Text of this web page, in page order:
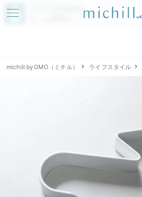
アプリでmichillが
michill byGMO（ミチル） ライフスタイル